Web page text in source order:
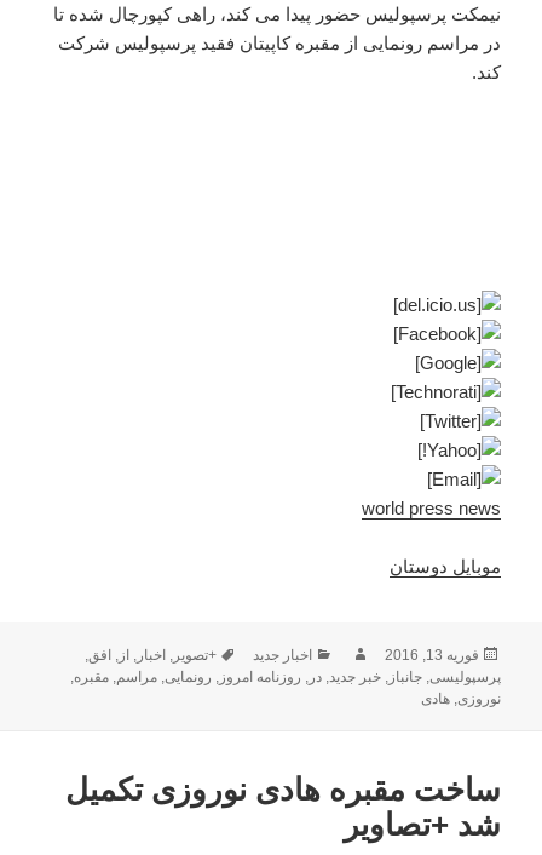
نیمکت پرسپولیس حضور پیدا می کند، راهی کپورچال شده تا
در مراسم رونمایی از مقبره کاپیتان فقید پرسپولیس شرکت
کند.
world press news
موبایل دوستان
ارسال
شده
در
فوریه 13, 2016 نویسندهدسته‌ها
اخبار جدید برچسب‌ها
+تصویر ,اخبار ,از ,افق
پرسپولیسی ,جانباز ,خبر جدید ,در روزنامه امروز رونمایی ,مراسم ,مقبره
نوروزی ,هادی
ساخت مقبره هادی نوروزی تکمیل
شد +تصاویر